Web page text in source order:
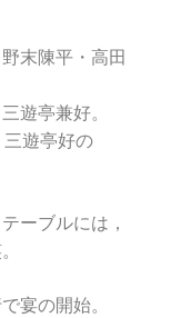
末陳平・高田
遊亭兼好。
遊亭好の
ーブルには，
宴の開始。